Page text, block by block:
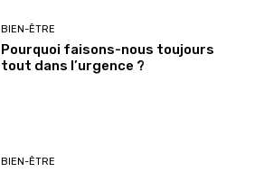
BIEN-ÊTRE
Pourquoi faisons-nous toujours
tout dans l’urgence ?
BIEN-ÊTRE